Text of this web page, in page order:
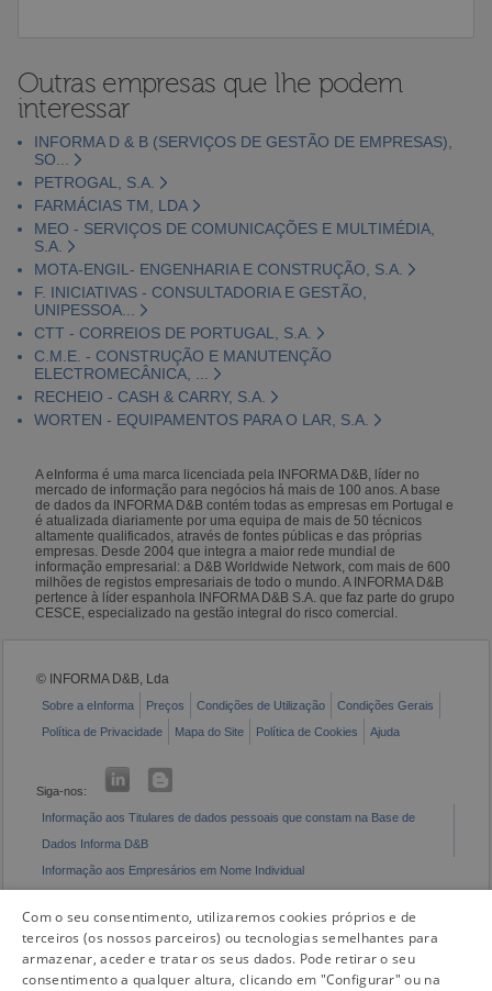
Outras empresas que lhe podem
interessar
INFORMA D & B (SERVIÇOS DE GESTÃO DE EMPRESAS),
SO...
PETROGAL, S.A.
FARMÁCIAS TM, LDA
MEO - SERVIÇOS DE COMUNICAÇÕES E MULTIMÉDIA,
S.A.
MOTA-ENGIL- ENGENHARIA E CONSTRUÇÃO, S.A.
F. INICIATIVAS - CONSULTADORIA E GESTÃO,
UNIPESSOA...
CTT - CORREIOS DE PORTUGAL, S.A.
C.M.E. - CONSTRUÇÃO E MANUTENÇÃO
ELECTROMECÂNICA, ...
RECHEIO - CASH & CARRY, S.A.
WORTEN - EQUIPAMENTOS PARA O LAR, S.A.
A eInforma é uma marca licenciada pela INFORMA D&B, líder no
mercado de informação para negócios há mais de 100 anos. A base
de dados da INFORMA D&B contém todas as empresas em Portugal e
é atualizada diariamente por uma equipa de mais de 50 técnicos
altamente qualificados, através de fontes públicas e das próprias
empresas. Desde 2004 que integra a maior rede mundial de
informação empresarial: a D&B Worldwide Network, com mais de 600
milhões de registos empresariais de todo o mundo. A INFORMA D&B
pertence à líder espanhola INFORMA D&B S.A. que faz parte do grupo
CESCE, especializado na gestão integral do risco comercial.
© INFORMA D&B, Lda
Sobre a eInforma Preços Condições de Utilização
Condições Gerais
Política de Privacidade
Mapa do Site Política de Cookies Ajuda
Siga-nos:
Informação aos Titulares de dados pessoais que constam na Base de
Dados Informa D&B
Informação aos Empresários em Nome Individual
Com o seu consentimento, utilizaremos cookies próprios e de
terceiros (os nossos parceiros) ou tecnologias semelhantes para
armazenar, aceder e tratar os seus dados. Pode retirar o seu
consentimento a qualquer altura, clicando em "Configurar" ou na